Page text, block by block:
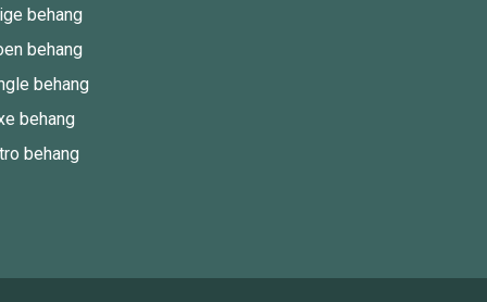
behang
behang
behang
behang
behang